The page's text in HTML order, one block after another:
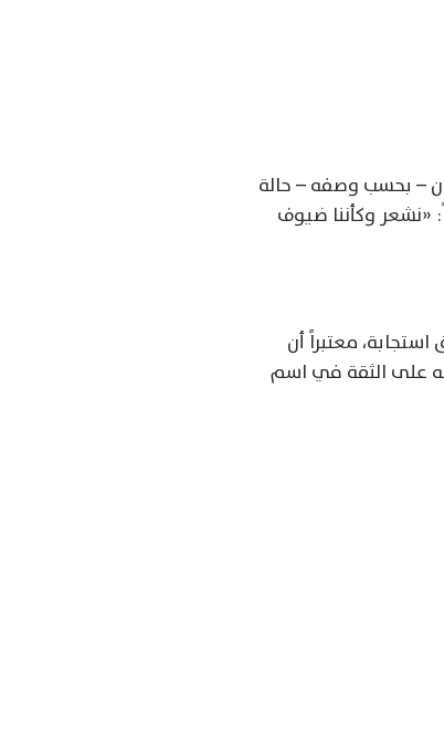
– بحسب وصفه – حالة
«نشعر وكأننا ضيوف
معتبراً أن
على الثقة في اسم